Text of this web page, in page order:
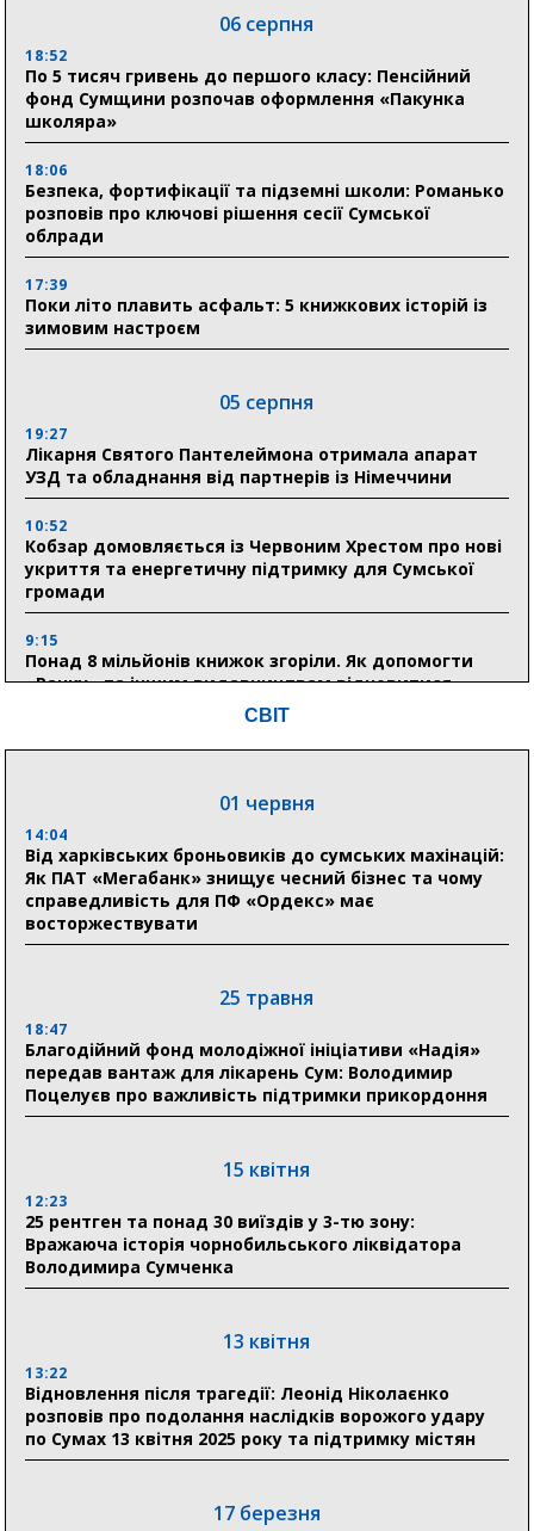
06 серпня
18:52
По 5 тисяч гривень до першого класу: Пенсійний
фонд Сумщини розпочав оформлення «Пакунка
школяра»
18:06
Безпека, фортифікації та підземні школи: Романько
розповів про ключові рішення сесії Сумської
облради
17:39
Поки літо плавить асфальт: 5 книжкових історій із
зимовим настроєм
05 серпня
19:27
Лікарня Святого Пантелеймона отримала апарат
УЗД та обладнання від партнерів із Німеччини
10:52
Кобзар домовляється із Червоним Хрестом про нові
укриття та енергетичну підтримку для Сумської
громади
9:15
Понад 8 мільйонів книжок згоріли. Як допомогти
«Ранку» та іншим видавництвам відновитися
04 серпня
Пенсійний фонд Сумщини спрямував 0,2 млрд грн
на пенсії, страхові виплати та підтримку
прифронтових громад
прифронтової Сумщини: перша група оздоровилася
в Австрії
18:30
Ніколаєнко: у Сумах погодили 115 компенсацій на
відновлення житла майже на 6,6 млн грн
21:01
До 19 400 гривень на паливо: Пенсійний фонд
Сумщини пояснив, як отримати допомогу на зиму
«Укрексімбанк» припиняє виплату пенсій: у
людям
11:00
Артем Кобзар вручив родинам 20 полеглих Героїв
СВІТ
01 червня
14:04
Від харківських броньовиків до сумських махінацій:
Як ПАТ «Мегабанк» знищує чесний бізнес та чому
справедливість для ПФ «Ордекс» має
восторжествувати
25 травня
18:47
Благодійний фонд молодіжної ініціативи «Надія»
передав вантаж для лікарень Сум: Володимир
Поцелуєв про важливість підтримки прикордоння
15 квітня
12:23
25 рентген та понад 30 виїздів у 3-тю зону:
Вражаюча історія чорнобильського ліквідатора
Володимира Сумченка
13 квітня
13:22
Відновлення після трагедії: Леонід Ніколаєнко
розповів про подолання наслідків ворожого удару
по Сумах 13 квітня 2025 року та підтримку містян
17 березня